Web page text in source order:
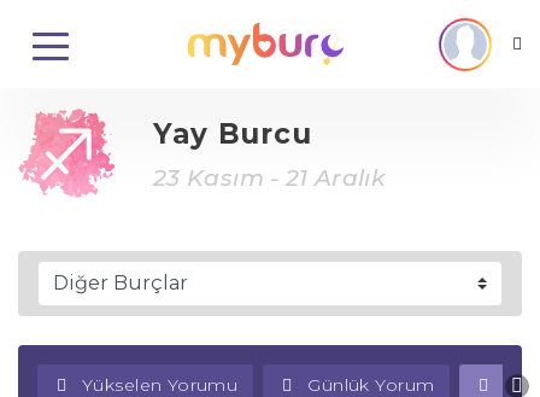
Yay Burcu
23 Kasım - 21 Aralık
Yükselen Yorumu Günlük Yorum